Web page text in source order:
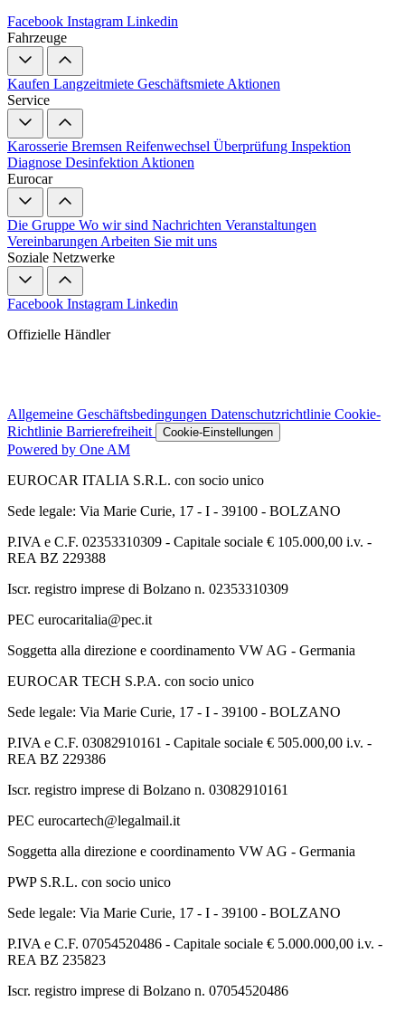
Facebook Instagram Linkedin
Fahrzeuge
Kaufen Langzeitmiete Geschäftsmiete Aktionen
Service
Karosserie Bremsen Reifenwechsel Überprüfung Inspektion
Diagnose Desinfektion Aktionen
Eurocar
Die Gruppe Wo wir sind Nachrichten Veranstaltungen
Vereinbarungen Arbeiten Sie mit uns
Soziale Netzwerke
Facebook Instagram Linkedin
Offizielle Händler
Allgemeine Geschäftsbedingungen Datenschutzrichtlinie Cookie-
Richtlinie Barrierefreiheit Cookie-Einstellungen
Powered by One AM
EUROCAR ITALIA S.R.L. con socio unico
Sede legale: Via Marie Curie, 17 - I - 39100 - BOLZANO
P.IVA e C.F. 02353310309 - Capitale sociale € 105.000,00 i.v. -
REA BZ 229388
Iscr. registro imprese di Bolzano n. 02353310309
PEC eurocaritalia@pec.it
Soggetta alla direzione e coordinamento VW AG - Germania
EUROCAR TECH S.P.A. con socio unico
Sede legale: Via Marie Curie, 17 - I - 39100 - BOLZANO
P.IVA e C.F. 03082910161 - Capitale sociale € 505.000,00 i.v. -
REA BZ 229386
Iscr. registro imprese di Bolzano n. 03082910161
PEC eurocartech@legalmail.it
Soggetta alla direzione e coordinamento VW AG - Germania
PWP S.R.L. con socio unico
Sede legale: Via Marie Curie, 17 - I - 39100 - BOLZANO
P.IVA e C.F. 07054520486 - Capitale sociale € 5.000.000,00 i.v. -
REA BZ 235823
Iscr. registro imprese di Bolzano n. 07054520486